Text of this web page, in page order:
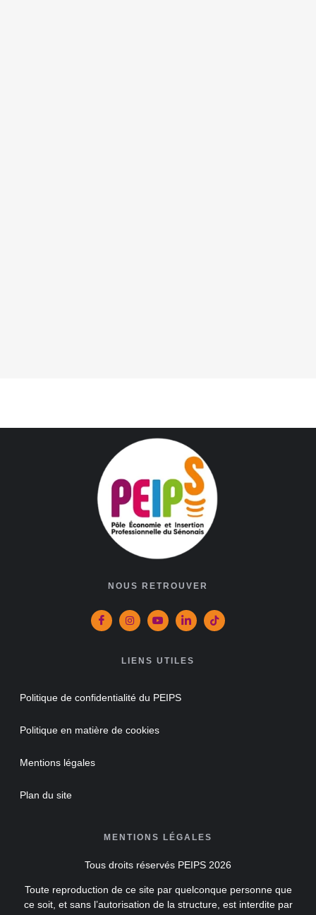
NOUS RETROUVER
LIENS UTILES
Politique de confidentialité du PEIPS
Politique en matière de cookies
Mentions légales
Plan du site
MENTIONS LÉGALES
Tous droits réservés PEIPS 2026
Toute reproduction de ce site par quelconque personne que
ce soit, et sans l’autorisation de la structure, est interdite par